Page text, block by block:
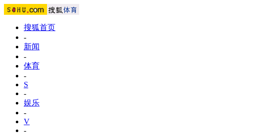
搜狐首页
-
新闻
-
体育
-
S
-
娱乐
-
V
-